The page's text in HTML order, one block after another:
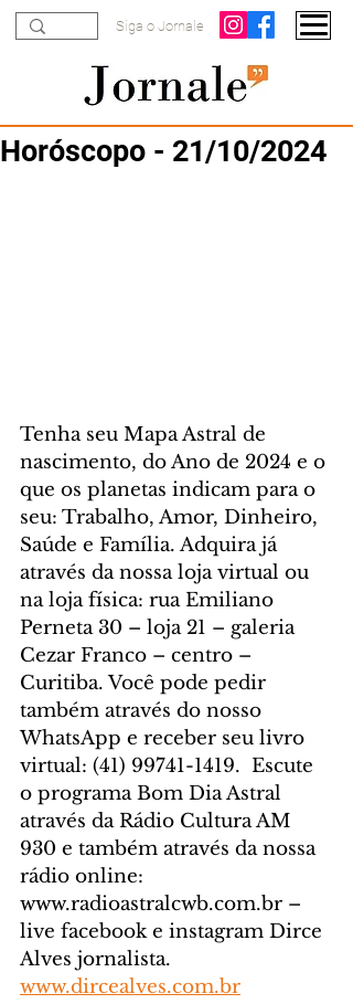
Siga o Jornale
Horóscopo - 21/10/2024
Tenha seu Mapa Astral de
nascimento, do Ano de 2024 e o
que os planetas indicam para o
seu: Trabalho, Amor, Dinheiro,
Saúde e Família. Adquira já
através da nossa loja virtual ou
na loja física: rua Emiliano
Perneta 30 – loja 21 – galeria
Cezar Franco – centro –
Curitiba. Você pode pedir
também através do nosso
WhatsApp e receber seu livro
virtual: (41) 99741-1419.  Escute
o programa Bom Dia Astral
através da Rádio Cultura AM
930 e também através da nossa
rádio online:
www.radioastralcwb.com.br –
live facebook e instagram Dirce
Alves jornalista.
www.dircealves.com.br